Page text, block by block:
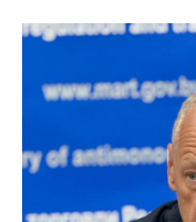
Ценовая
конкуренция
Торговля и